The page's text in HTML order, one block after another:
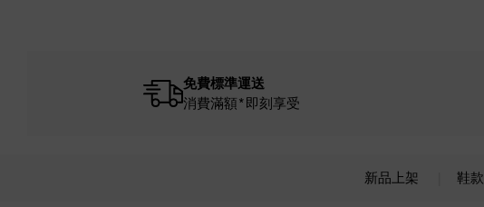
免費標準運送
消費滿額*即刻享受
新品上架 鞋款